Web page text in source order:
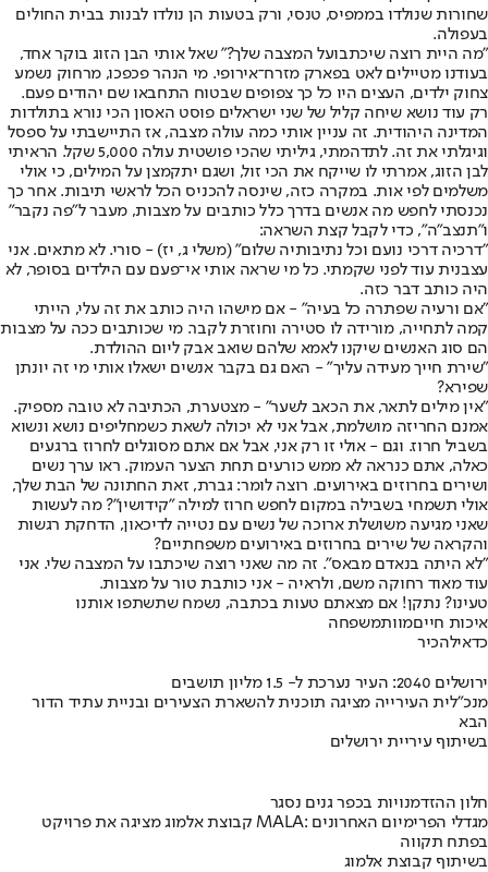
שחורות שנולדו בממפיס, טנסי, ורק בטעות הן נולדו לבנות בבית החולים
בעפולה.
"מה היית רוצה שיכתבועל המצבה שלך?" שאל אותי הבן הזוג בוקר אחד,
בעודנו מטיילים לאט בפארק מזרח־אירופי. מי הנהר פכפכו, מרחוק נשמע
צחוק ילדים, העצים היו כל כך צפופים שבטוח התחבאו שם יהודים פעם.
רק עוד נושא שיחה קליל של שני ישראלים פוסט האסון הכי נורא בתולדות
המדינה היהודית. זה עניין אותי כמה עולה מצבה, אז התיישבתי על ספסל
וגיגלתי את זה. לתדהמתי, גיליתי שהכי פושטית עולה 5,000 שקל. הראיתי
לבן הזוג, אמרתי לו שייקח את הכי זול, ושגם יתקמצן על המילים, כי אולי
משלמים לפי אות. במקרה כזה, שינסה להכניס הכל לראשי תיבות. אחר כך
נכנסתי לחפש מה אנשים בדרך כלל כותבים על מצבות, מעבר ל"פה נקבר"
ו"תנצב"ה", כדי לקבל קצת השראה:
"דרכיה דרכי נועם וכל נתיבותיה שלום" (משלי ג, יז) - סורי. לא מתאים. אני
עצבנית עוד לפני שקמתי. כל מי שראה אותי אי־פעם עם הילדים בסופר, לא
היה כותב דבר כזה.
"אם ורעיה שפתרה כל בעיה" - אם מישהו היה כותב את זה עלי, הייתי
קמה לתחייה, מורידה לו סטירה וחוזרת לקבר. מי שכותבים ככה על מצבות
הם סוג האנשים שיקנו לאמא שלהם שואב אבק ליום ההולדת.
"שירת חייך מעידה עליך" - האם גם בקבר אנשים ישאלו אותי מי זה יונתן
שפירא?
"אין מילים לתאר, את הכאב לשער" - מצטערת, הכתיבה לא טובה מספיק.
אמנם החריזה מושלמת, אבל אני לא יכולה לשאת כשמחליפים נושא ונשוא
בשביל חרוז. וגם - אולי זו רק אני, אבל אם אתם מסוגלים לחרוז ברגעים
כאלה, אתם כנראה לא ממש כורעים תחת הצער העמוק. ראו ערך נשים
ושירים בחרוזים באירועים. רוצה לומר: גברת, זאת החתונה של הבת שלך,
אולי תשמחי בשבילה במקום לחפש חרוז למילה "קידושין"? מה לעשות
שאני מגיעה משושלת ארוכה של נשים עם נטייה לדיכאון, הדחקת רגשות
והקראה של שירים בחרוזים באירועים משפחתיים?
"לא היתה בנאדם מבאס". זה מה שאני רוצה שיכתבו על המצבה שלי. אני
עוד מאוד רחוקה משם, ולראיה - אני כותבת טור על מצבות.
טעינו? נתקן! אם מצאתם טעות בכתבה, נשמח שתשתפו אותנו
איכות חייםמוותמשפחה
כדאילהכיר
ירושלים 2040: העיר נערכת ל- 1.5 מליון תושבים
מנכ"לית העירייה מציגה תוכנית להשארת הצעירים ובניית עתיד הדור
הבא
בשיתוף עיריית ירושלים
חלון ההזדמנויות בכפר גנים נסגר
קבוצת אלמוג מציגה את פרויקט MALA: מגדלי הפרימיום האחרונים
בפתח תקווה
בשיתוף קבוצת אלמוג